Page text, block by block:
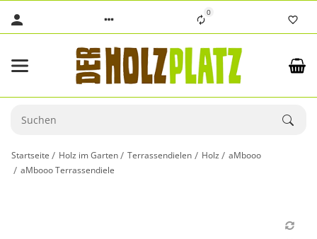
0
Startseite Holz im Garten Terrassendielen Holz
aMbooo
aMbooo Terrassendiele